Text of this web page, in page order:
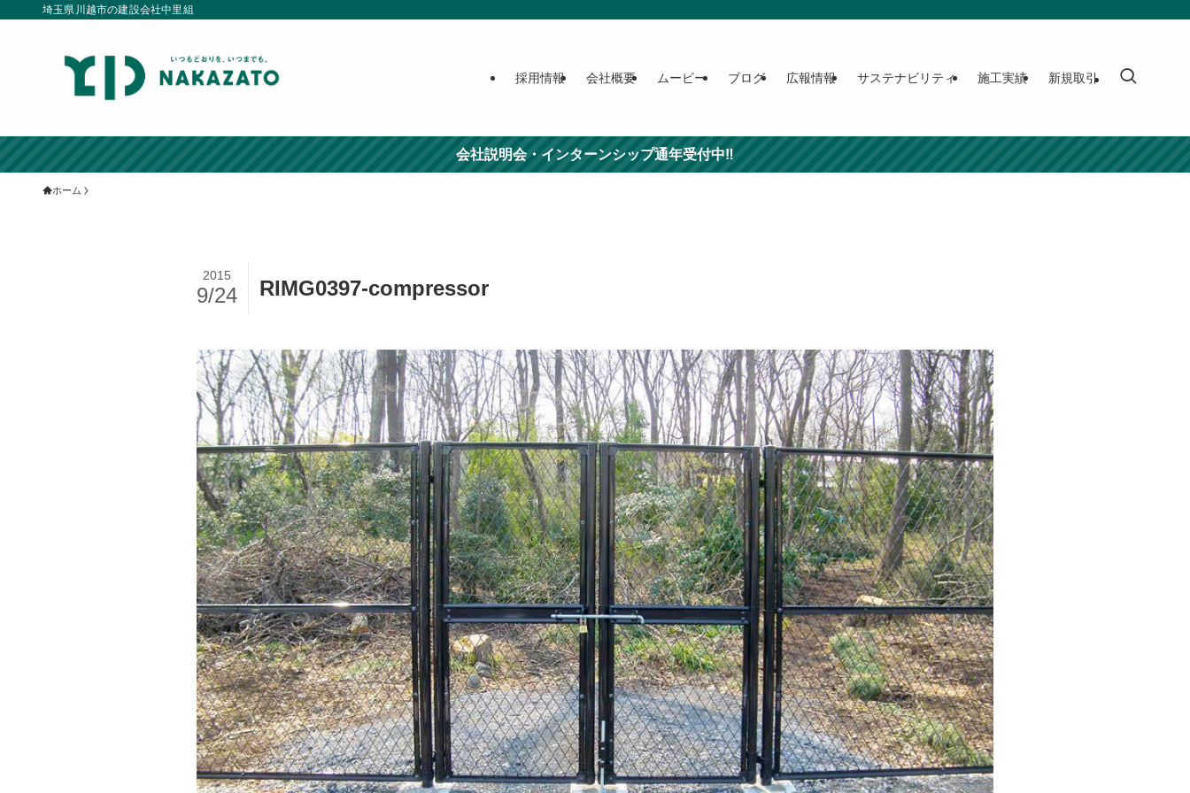
埼玉県川越市の建設会社中里組
採用情報 会社概要 ムービー ブログ 広報情報 サステナビリティ 施工実績 新規取引
会社説明会・インターンシップ通年受付中‼
ホーム
RIMG0397-compressor
2015
9/24